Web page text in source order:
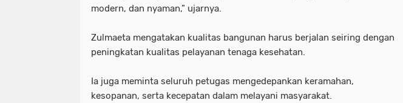
modern, dan nyaman,” ujarnya.
Zulmaeta mengatakan kualitas bangunan harus berjalan seiring dengan
peningkatan kualitas pelayanan tenaga kesehatan.
Ia juga meminta seluruh petugas mengedepankan keramahan,
kesopanan, serta kecepatan dalam melayani masyarakat.